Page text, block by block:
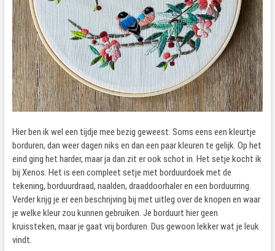
Hier ben ik wel een tijdje mee bezig geweest. Soms eens een kleurtje
borduren, dan weer dagen niks en dan een paar kleuren te gelijk. Op het
eind ging het harder, maar ja dan zit er ook schot in. Het setje kocht ik
bij Xenos. Het is een compleet setje met borduurdoek met de
tekening, borduurdraad, naalden, draaddoorhaler en een borduurring.
Verder krijg je er een beschrijving bij met uitleg over de knopen en waar
je welke kleur zou kunnen gebruiken. Je borduurt hier geen
kruissteken, maar je gaat vrij borduren. Dus gewoon lekker wat je leuk
vindt.